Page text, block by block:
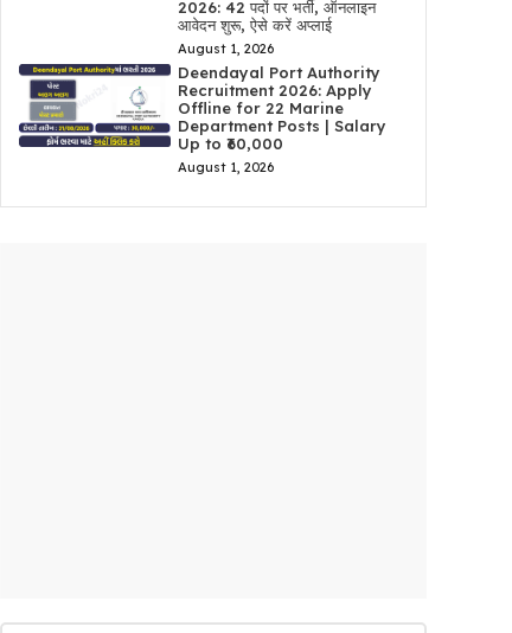
2026: 42 पदों पर भर्ती, ऑनलाइन
आवेदन शुरू, ऐसे करें अप्लाई
August 1, 2026
Deendayal Port Authority
Recruitment 2026: Apply
Offline for 22 Marine
Department Posts | Salary
Up to ₹60,000
August 1, 2026